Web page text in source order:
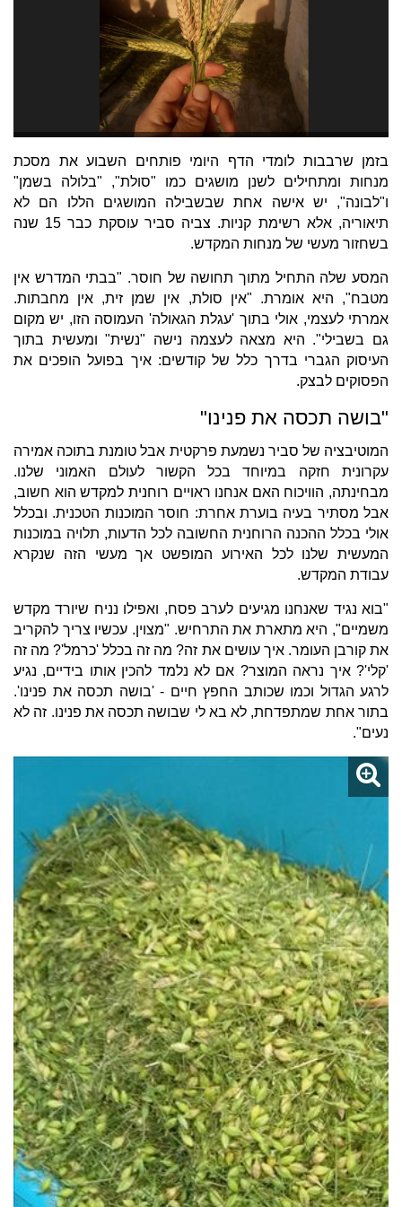
בזמן שרבבות לומדי הדף היומי פותחים השבוע את מסכת
מנחות ומתחילים לשנן מושגים כמו "סולת", "בלולה בשמן"
ו"לבונה", יש אישה אחת שבשבילה המושגים הללו הם לא
תיאוריה, אלא רשימת קניות. צביה סביר עוסקת כבר 15 שנה
בשחזור מעשי של מנחות המקדש.
המסע שלה התחיל מתוך תחושה של חוסר. "בבתי המדרש אין
מטבח", היא אומרת. "אין סולת, אין שמן זית, אין מחבתות.
אמרתי לעצמי, אולי בתוך 'עגלת הגאולה' העמוסה הזו, יש מקום
גם בשבילי". היא מצאה לעצמה נישה "נשית" ומעשית בתוך
העיסוק הגברי בדרך כלל של קודשים: איך בפועל הופכים את
הפסוקים לבצק.
"בושה תכסה את פנינו"
המוטיבציה של סביר נשמעת פרקטית אבל טומנת בתוכה אמירה
עקרונית חזקה במיוחד בכל הקשור לעולם האמוני שלנו.
מבחינתה, הוויכוח האם אנחנו ראויים רוחנית למקדש הוא חשוב,
אבל מסתיר בעיה בוערת אחרת: חוסר המוכנות הטכנית. ובכלל
אולי בכלל ההכנה הרוחנית החשובה לכל הדעות, תלויה במוכנות
המעשית שלנו לכל האירוע המופשט אך מעשי הזה שנקרא
עבודת המקדש.
"בוא נגיד שאנחנו מגיעים לערב פסח, ואפילו נניח שיורד מקדש
משמיים", היא מתארת את התרחיש. "מצוין. עכשיו צריך להקריב
את קורבן העומר. איך עושים את זה? מה זה בכלל 'כרמל'? מה זה
'קלי'? איך נראה המוצר? אם לא נלמד להכין אותו בידיים, נגיע
לרגע הגדול וכמו שכותב החפץ חיים - 'בושה תכסה את פנינו'.
בתור אחת שמתפדחת, לא בא לי שבושה תכסה את פנינו. זה לא
נעים".